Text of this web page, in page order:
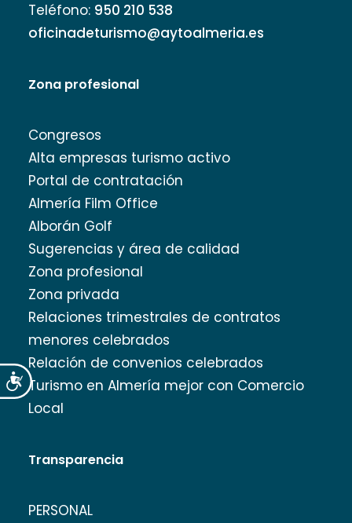
Accesibilidad
Teléfono: 950 210 538
oficinadeturismo@aytoalmeria.es
Zona profesional
Congresos
Alta empresas turismo activo
Portal de contratación
Almería Film Office
Alborán Golf
Sugerencias y área de calidad
Zona profesional
Zona privada
Relaciones trimestrales de contratos
menores celebrados
Relación de convenios celebrados
Turismo en Almería mejor con Comercio
Local
Transparencia
PERSONAL